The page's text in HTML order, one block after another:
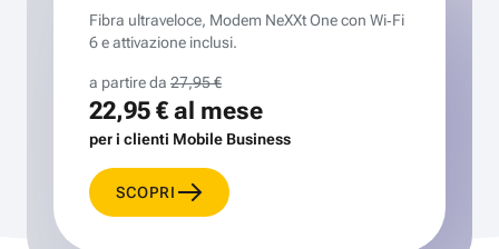
Fibra ultraveloce, Modem NeXXt One con Wi‑Fi
6 e attivazione inclusi.
a partire da 27,95 €
22,95 €al mese
per i clienti Mobile Business
SCOPRI